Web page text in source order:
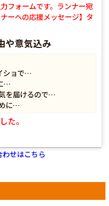
フォームです。ランナー宛
ーへの応援メッセージ】タ
や意気込み
ショで…
…
を届けるので…
に…
た。
せはこちら